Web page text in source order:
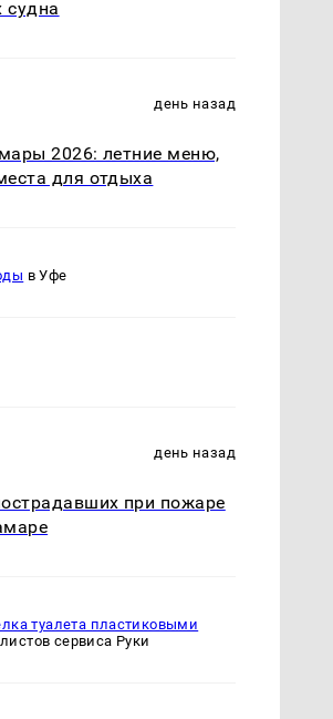
судна
день назад
2026: летние меню,
для отдыха
в Уфе
день назад
при пожаре
туалета пластиковыми
сервиса Руки